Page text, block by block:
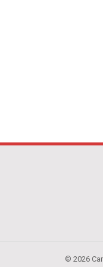
© 2026